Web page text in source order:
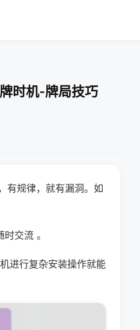
时机-牌局技巧
有规律，就有漏洞。如
交流 。
进行复杂安装操作就能